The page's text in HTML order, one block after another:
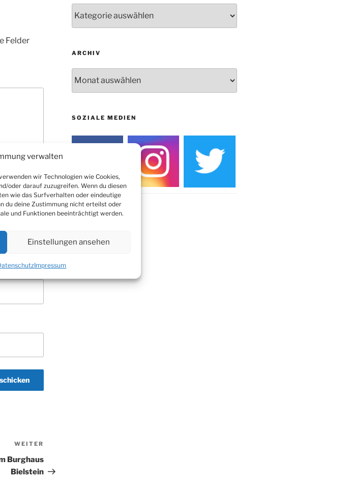
verwalten
wir Technologien wie Cookies,
oder darauf zuzugreifen. Wenn du diesen
wie das Surfverhalten oder eindeutige
du deine Zustimmung nicht erteilst oder
und Funktionen beeinträchtigt werden.
Einstellungen ansehen
Impressum
Felder
Beitrag
WEITER
Burghaus
Bielstein
24.09. bis
10.12.
Herbstprogramm Burghaus
Bielstein
Weihnachtsmarkt rund um die
ARCHIV
SOZIALE MEDIEN